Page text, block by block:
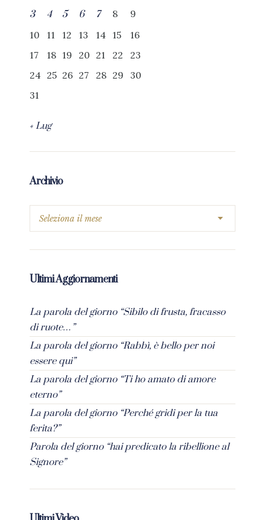
3
4 5 6 7 8
9
10
11 12 13 14 15
16
17
18 19 20 21 22
23
24 25 26 27 28 29
30
31
« Lug
Archivio
Ultimi Aggiornamenti
La parola del giorno “Sibilo di frusta, fracasso
di ruote…”
La parola del giorno “Rabbì, è bello per noi
essere qui”
La parola del giorno “Ti ho amato di amore
eterno”
La parola del giorno “Perché gridi per la tua
ferita?”
Parola del giorno “hai predicato la ribellione al
Signore”